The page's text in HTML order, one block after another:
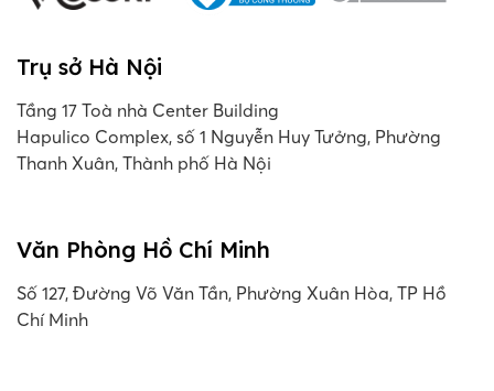
Trụ sở Hà Nội
Tầng 17 Toà nhà Center Building
Hapulico Complex, số 1 Nguyễn Huy Tưởng, Phường
Thanh Xuân, Thành phố Hà Nội
Văn Phòng Hồ Chí Minh
Số 127, Đường Võ Văn Tần, Phường Xuân Hòa, TP Hồ
Chí Minh